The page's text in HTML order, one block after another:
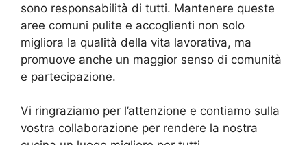
sono responsabilità di tutti. Mantenere queste
aree comuni pulite e accoglienti non solo
migliora la qualità della vita lavorativa, ma
promuove anche un maggior senso di comunità
e partecipazione.
Vi ringraziamo per l’attenzione e contiamo sulla
vostra collaborazione per rendere la nostra